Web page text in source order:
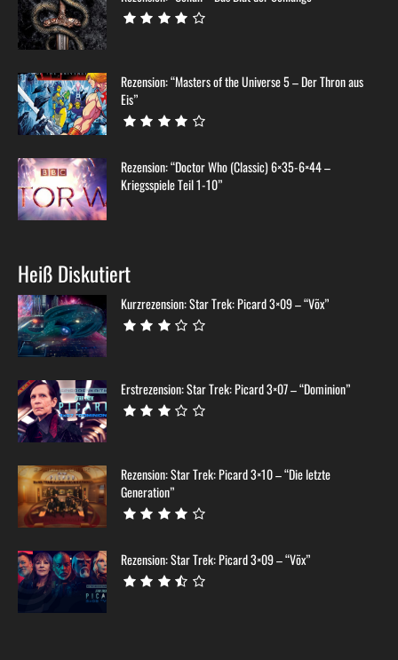
Rezension: “Masters of the Universe 5 – Der Thron aus
Eis”
Rezension: “Doctor Who (Classic) 6×35-6×44 –
Kriegsspiele Teil 1-10”
Heiß Diskutiert
Kurzrezension: Star Trek: Picard 3×09 – “Võx”
Erstrezension: Star Trek: Picard 3×07 – “Dominion”
Rezension: Star Trek: Picard 3×10 – “Die letzte
Generation”
Rezension: Star Trek: Picard 3×09 – “Võx”